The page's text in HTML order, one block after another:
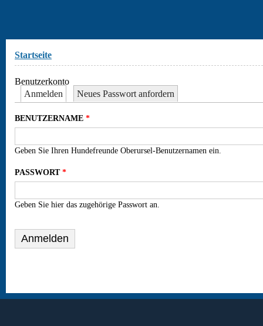
Sie sind hier
Startseite
Benutzerkonto
Haupt-Reiter
Anmelden (aktiver Reiter)
Neues Passwort anfordern
BENUTZERNAME *
Geben Sie Ihren Hundefreunde Oberursel-Benutzernamen ein.
PASSWORT*
Geben Sie hier das zugehörige Passwort an.